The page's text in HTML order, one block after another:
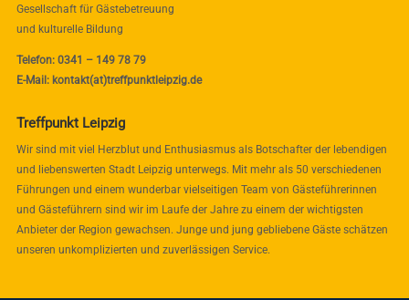
Gesellschaft für Gästebetreuung
und kulturelle Bildung
Telefon: 0341 – 149 78 79
E-Mail: kontakt(at)treffpunktleipzig.de
Treffpunkt Leipzig
Wir sind mit viel Herzblut und Enthusiasmus als Botschafter der lebendigen
und liebenswerten Stadt Leipzig unterwegs. Mit mehr als 50 verschiedenen
Führungen und einem wunderbar vielseitigen Team von Gästeführerinnen
und Gästeführern sind wir im Laufe der Jahre zu einem der wichtigsten
Anbieter der Region gewachsen. Junge und jung gebliebene Gäste schätzen
unseren unkomplizierten und zuverlässigen Service.